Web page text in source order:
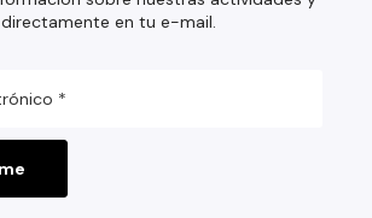
en tu e-mail.